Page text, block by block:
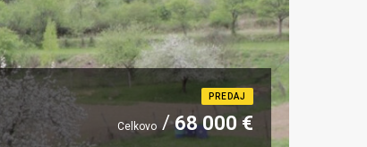
PREDAJ
Celkovo 68 000 €